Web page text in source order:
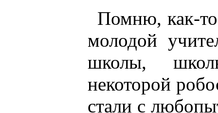
Помню, как-
молодой
школы,
некоторой
стали с